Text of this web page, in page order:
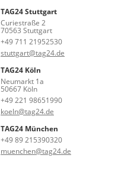
TAG24 Stuttgart
Curiestraße 2
70563 Stuttgart
+49 711 21952530
stuttgart@tag24.de
TAG24 Köln
Neumarkt 1a
50667 Köln
+49 221 98651990
koeln@tag24.de
TAG24 München
+49 89 215390320
muenchen@tag24.de